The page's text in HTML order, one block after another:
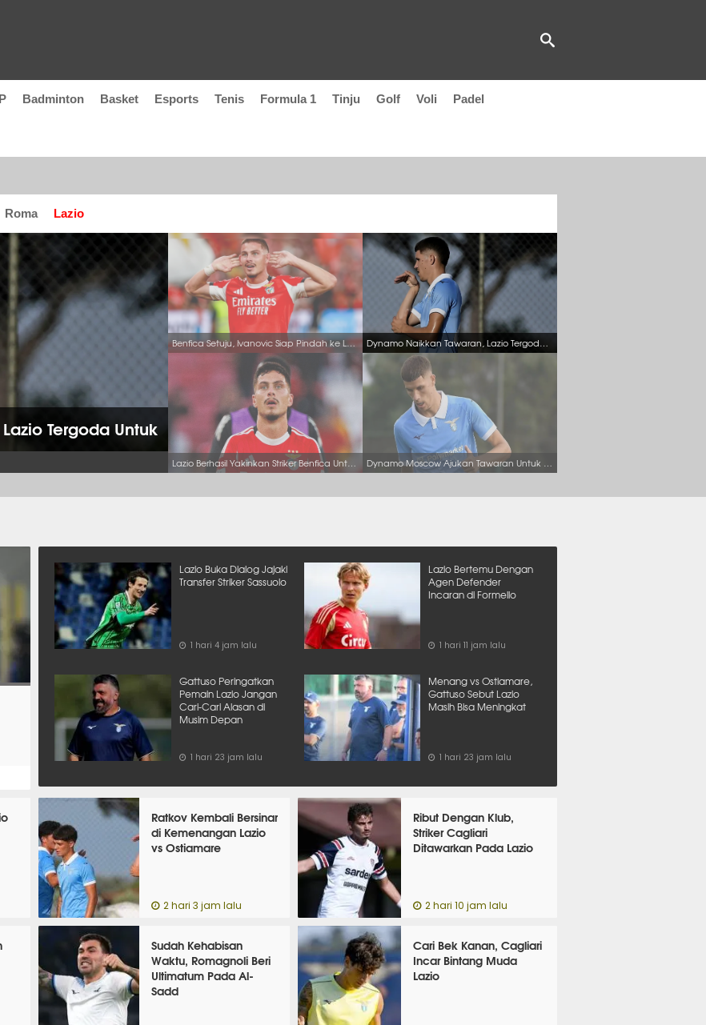
Badminton Basket Esports Tenis Formula 1 Tinju Golf Voli Padel
Roma Lazio
Tergoda Untuk
Benfica Setuju, Ivanovic Siap Pindah ke Lazio Musim Panas Ini Dynamo Naikkan Tawaran, Lazio Tergoda Untuk Jual Ratkov
Lazio Buka Dialog Jajaki
Transfer Striker Sassuolo
1 hari 4 jam lalu
Lazio Bertemu Dengan
Agen Defender
Incaran di Formello
1 hari 11 jam lalu
Gattuso Peringatkan
Pemain Lazio Jangan
Cari-Cari Alasan di
Musim Depan
1 hari 23 jam lalu
Menang vs Ostiamare,
Gattuso Sebut Lazio
Masih Bisa Meningkat
1 hari 23 jam lalu
Ratkov Kembali Bersinar
di Kemenangan Lazio
vs Ostiamare
2 hari 3 jam lalu
Ribut Dengan Klub,
Striker Cagliari
Ditawarkan Pada Lazio
2 hari 10 jam lalu
Sudah Kehabisan
Waktu, Romagnoli Beri
Ultimatum Pada Al-
Sadd
Cari Bek Kanan, Cagliari
Incar Bintang Muda
Lazio